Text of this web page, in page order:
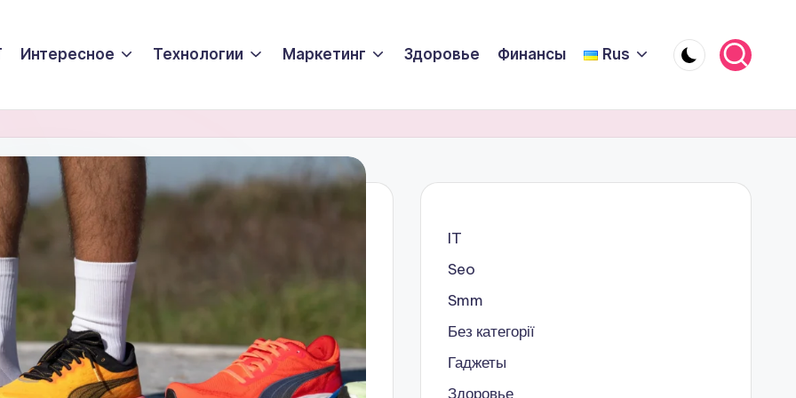
Интересное Технологии Маркетинг Здоровье Финансы Rus
IT
Seo
Smm
Без категорії
Гаджеты
Здоровье